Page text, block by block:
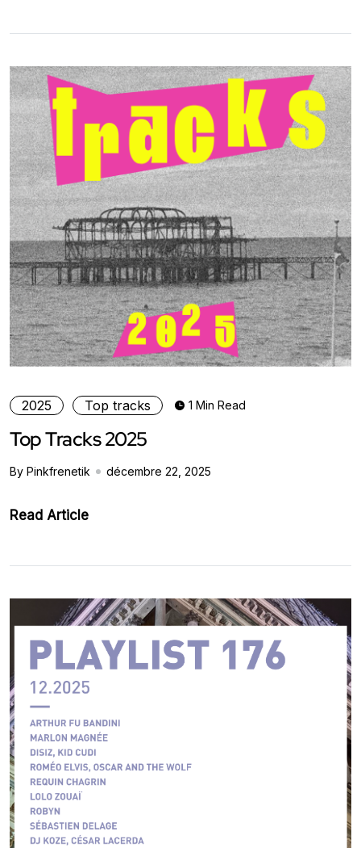
2025 Top tracks 1 Min Read
Top Tracks 2025
By Pinkfrenetik décembre 22, 2025
Read Article